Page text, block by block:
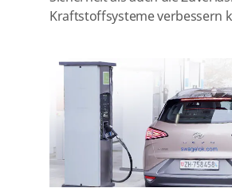
Kraftstoffsysteme verbessern